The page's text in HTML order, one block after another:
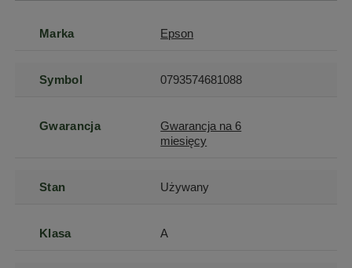
Marka Epson
Symbol 0793574681088
Gwarancja
Gwarancja na 6
miesięcy
Stan Używany
Klasa A